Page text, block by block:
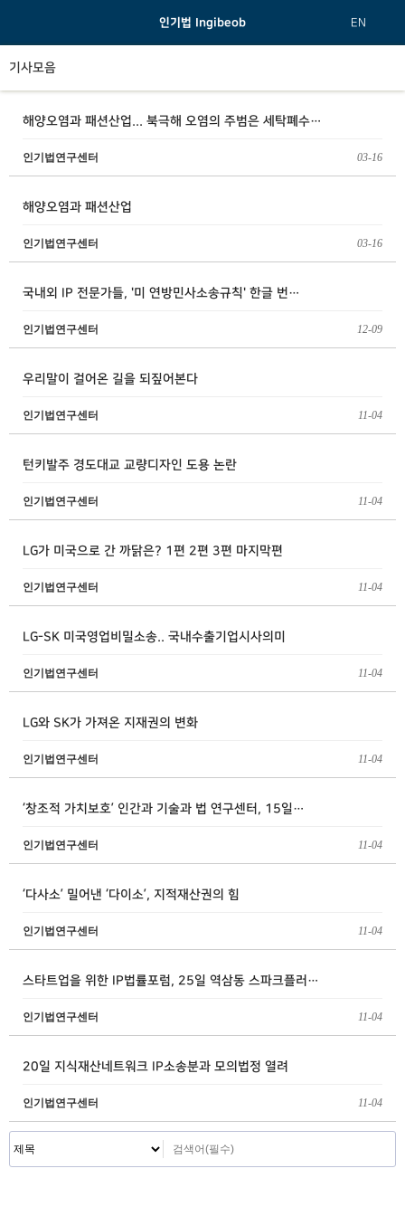
인기법 Ingibeob EN
기사모음
해양오염과 패션산업... 북극해 오염의 주범은 세탁폐수…
인기법연구센터 03-16
해양오염과 패션산업
인기법연구센터 03-16
국내외 IP 전문가들, '미 연방민사소송규칙' 한글 번…
인기법연구센터 12-09
우리말이 걸어온 길을 되짚어본다
인기법연구센터 11-04
턴키발주 경도대교 교량디자인 도용 논란
인기법연구센터 11-04
LG가 미국으로 간 까닭은? 1편 2편 3편 마지막편
인기법연구센터 11-04
LG-SK 미국영업비밀소송.. 국내수출기업시사의미
인기법연구센터 11-04
LG와 SK가 가져온 지재권의 변화
인기법연구센터 11-04
‘창조적 가치보호’ 인간과 기술과 법 연구센터, 15일…
인기법연구센터 11-04
‘다사소’ 밀어낸 ‘다이소’, 지적재산권의 힘
인기법연구센터 11-04
스타트업을 위한 IP법률포럼, 25일 역삼동 스파크플러…
인기법연구센터 11-04
20일 지식재산네트워크 IP소송분과 모의법정 열려
인기법연구센터 11-04